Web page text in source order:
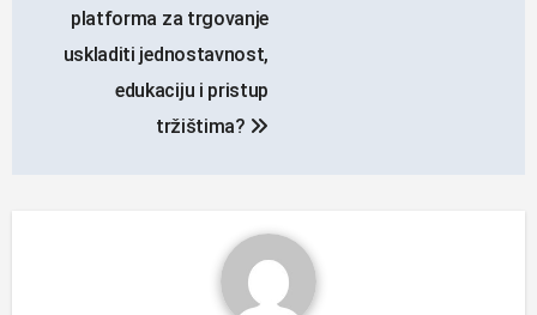
platforma za trgovanje
uskladiti jednostavnost,
edukaciju i pristup
tržištima?